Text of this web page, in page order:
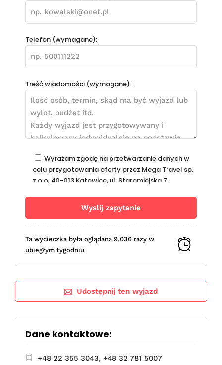
Telefon (wymagane):
Treść wiadomości (wymagane):
Wyrażam zgodę na przetwarzanie danych w
celu przygotowania oferty przez Mega Travel sp.
z o.o, 40-013 Katowice, ul. Staromiejska 7.
Ta wycieczka była oglądana 9,036 razy w
ubiegłym tygodniu
Udostępnij ten wyjazd
Dane kontaktowe:
+48 22 355 3043, +48 32 781 5007